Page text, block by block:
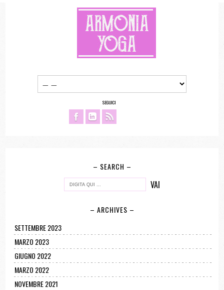
SEGUICI
– SEARCH –
– ARCHIVES –
SETTEMBRE 2023
MARZO 2023
GIUGNO 2022
MARZO 2022
NOVEMBRE 2021